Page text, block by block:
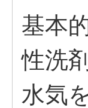
基本
性洗
水気